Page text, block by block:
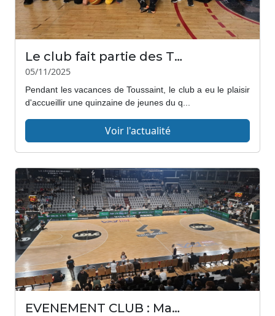
Le club fait partie des Trophées 2025 de la Fondation d’entreprise de la Banque Populaire Auvergne Rhône Alpes
05/11/2025
Pendant les vacances de Toussaint, le club a eu le plaisir
d'accueillir une quinzaine de jeunes du q...
Voir l'actualité
EVENEMENT CLUB : Match à l'ASVEL